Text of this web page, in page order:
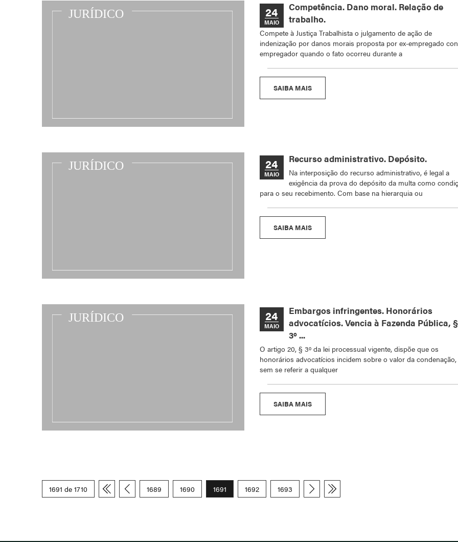
24
MAIO
Competência. Dano moral. Relação de
trabalho.
Compete à Justiça Trabalhista o julgamento de ação de
indenização por danos morais proposta por ex-empregado
empregador quando o fato ocorreu durante a
SAIBA MAIS
24
MAIO
Recurso administrativo. Depósito.
Na interposição do recurso administrativo, é legal a
exigência da prova do depósito da multa como
para o seu recebimento. Com base na hierarquia ou
SAIBA MAIS
24
MAIO
Embargos infringentes. Honorários
advocatícios. Vencia à Fazenda Pública, §
3º ...
O artigo 20, § 3º da lei processual vigente, dispõe que os
honorários advocatícios incidem sobre o valor da condenação,
sem se referir a qualquer
SAIBA MAIS
1691 de 1710 1689 1690 1691 1692 1693